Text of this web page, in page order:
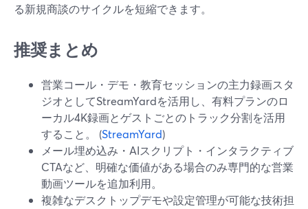
る新規商談のサイクルを短縮できます。
推奨まとめ
営業コール・デモ・教育セッションの主力録画スタ
ジオとしてStreamYardを活用し、有料プランのロ
ーカル4K録画とゲストごとのトラック分割を活用
すること。 (StreamYard)
メール埋め込み・AIスクリプト・インタラクティブ
CTAなど、明確な価値がある場合のみ専門的な営業
動画ツールを追加利用。
複雑なデスクトップデモや設定管理が可能な技術担